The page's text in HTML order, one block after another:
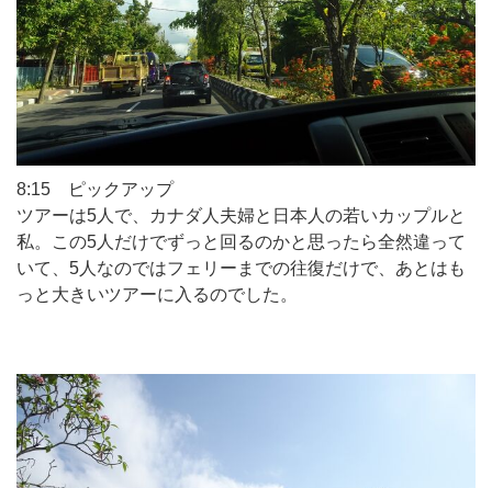
8:15 ピックアップ
ツアーは5人で、カナダ人夫婦と日本人の若いカップルと
私。この5人だけでずっと回るのかと思ったら全然違って
いて、5人なのではフェリーまでの往復だけで、あとはも
っと大きいツアーに入るのでした。